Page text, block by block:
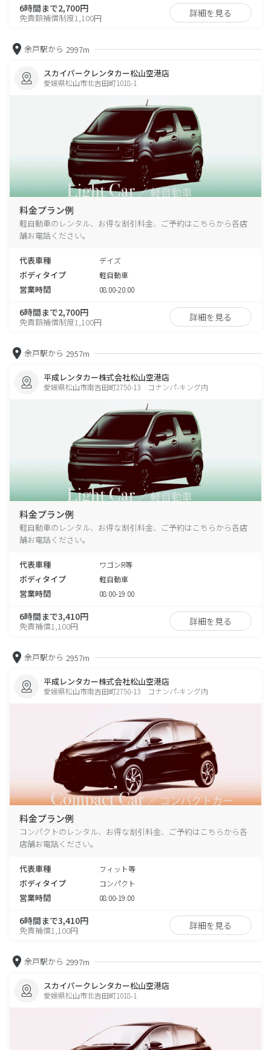
6時間まで2,700円
免責額補償制度1,100円 詳細を見る
余戸駅から 2997m
スカイパークレンタカー松山空港店
愛媛県松山市北吉田町1018-1
料金プラン例
軽自動車のレンタル、お得な割引料金、ご予約はこちらから各店
舗お電話ください。
代表車種 デイズ
ボディタイプ 軽自動車
営業時間 08:00-20:00
6時間まで2,700円
免責額補償制度1,100円 詳細を見る
余戸駅から 2957m
平成レンタカー株式会社松山空港店
愛媛県松山市南吉田町2750-13 コナンパ-キング内
料金プラン例
軽自動車のレンタル、お得な割引料金、ご予約はこちらから各店
舗お電話ください。
代表車種 ワゴンR等
ボディタイプ 軽自動車
営業時間 08:00-19:00
6時間まで3,410円
免責補償1,100円 詳細を見る
余戸駅から 2957m
平成レンタカー株式会社松山空港店
愛媛県松山市南吉田町2750-13 コナンパ-キング内
料金プラン例
コンパクトのレンタル、お得な割引料金、ご予約はこちらから各
店舗お電話ください。
代表車種 フィット等
ボディタイプ コンパクト
営業時間 08:00-19:00
6時間まで3,410円
免責補償1,100円 詳細を見る
余戸駅から 2997m
スカイパークレンタカー松山空港店
愛媛県松山市北吉田町1018-1